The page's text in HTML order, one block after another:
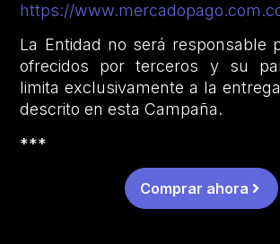
https://
La Entidad no será responsable
ofrecidos por terceros y su
limita exclusivamente a la
descrito en esta Campaña.
***
Comprar ahora